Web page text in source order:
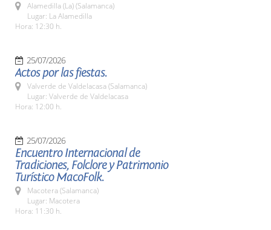
Alamedilla (La) (Salamanca)
Lugar: La Alamedilla
Hora: 12:30 h.
25/07/2026
Actos por las fiestas.
Valverde de Valdelacasa (Salamanca)
Lugar: Valverde de Valdelacasa
Hora: 12:00 h.
25/07/2026
Encuentro Internacional de
Tradiciones, Folclore y Patrimonio
Turístico MacoFolk.
Macotera (Salamanca)
Lugar: Macotera
Hora: 11:30 h.